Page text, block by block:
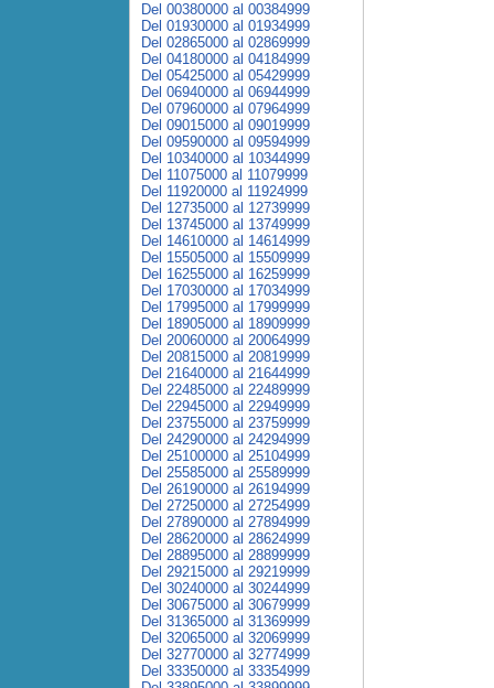
Del 00380000 al 00384999
Del 01930000 al 01934999
Del 02865000 al 02869999
Del 04180000 al 04184999
Del 05425000 al 05429999
Del 06940000 al 06944999
Del 07960000 al 07964999
Del 09015000 al 09019999
Del 09590000 al 09594999
Del 10340000 al 10344999
Del 11075000 al 11079999
Del 11920000 al 11924999
Del 12735000 al 12739999
Del 13745000 al 13749999
Del 14610000 al 14614999
Del 15505000 al 15509999
Del 16255000 al 16259999
Del 17030000 al 17034999
Del 17995000 al 17999999
Del 18905000 al 18909999
Del 20060000 al 20064999
Del 20815000 al 20819999
Del 21640000 al 21644999
Del 22485000 al 22489999
Del 22945000 al 22949999
Del 23755000 al 23759999
Del 24290000 al 24294999
Del 25100000 al 25104999
Del 25585000 al 25589999
Del 26190000 al 26194999
Del 27250000 al 27254999
Del 27890000 al 27894999
Del 28620000 al 28624999
Del 28895000 al 28899999
Del 29215000 al 29219999
Del 30240000 al 30244999
Del 30675000 al 30679999
Del 31365000 al 31369999
Del 32065000 al 32069999
Del 32770000 al 32774999
Del 33350000 al 33354999